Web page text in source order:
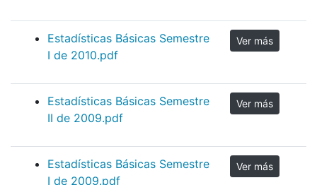
Estadísticas Básicas Semestre
I de 2010.pdf
Ver más
Estadísticas Básicas Semestre
II de 2009.pdf
Ver más
Estadísticas Básicas Semestre
I de 2009.pdf
Ver más